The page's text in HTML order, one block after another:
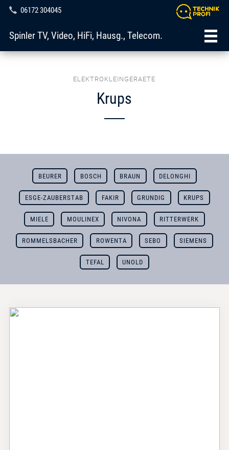
06172 304045
Spinler TV, Video, HiFi, Hausg., Telecom.
ELEKTROKLEINGERAETE
Krups
BEURER BOSCH BRAUN DELONGHI
ESGE-ZAUBERSTAB FAKIR GRUNDIG KRUPS
MIELE MOULINEX NIVONA RITTERWERK
ROMMELSBACHER ROWENTA SEBO SIEMENS
TEFAL UNOLD